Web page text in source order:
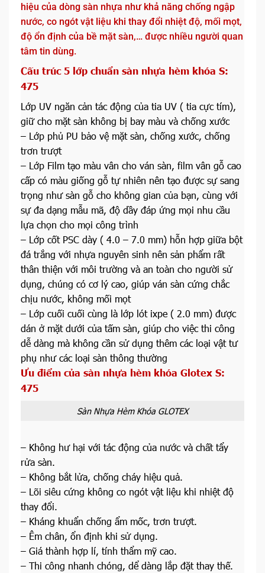
hiệu của dòng sàn nhựa như khả năng chống ngập
nước, co ngót vật liệu khi thay đổi nhiệt độ, mối mọt,
độ ổn định của bề mặt sàn,… được nhiều người quan
tâm tin dùng.
Cấu trúc 5 lớp chuẩn sàn nhựa hèm khóa S:
475
Lớp UV ngăn cản tác động của tia UV ( tia cực tím),
giữ cho mặt sàn không bị bay màu và chống xước
– Lớp phủ PU bảo vệ mặt sàn, chống xước, chống
trơn trượt
– Lớp Film tạo màu vân cho ván sàn, film vân gỗ cao
cấp có màu giống gỗ tự nhiên nên tạo được sự sang
trọng như sàn gỗ cho không gian của bạn, cùng với
sự đa dạng mẫu mã, độ dầy đáp ứng mọi nhu cầu
lựa chọn cho mọi công trình
– Lớp cốt PSC dày ( 4.0 – 7.0 mm) hỗn hợp giữa bột
đá trắng với nhựa nguyên sinh nên sản phẩm rất
thân thiện với môi trường và an toàn cho người sử
dụng, chúng có cơ lý cao, giúp ván sàn cứng chắc
chịu nước, không mối mọt
– Lớp cuối cuối cùng là lớp lót ixpe ( 2.0 mm) được
dán ở mặt dưới của tấm sàn, giúp cho việc thi công
dễ dàng mà không cần sử dụng thêm các loại vật tư
phụ như các loại sàn thông thường
Ưu điểm của sàn nhựa hèm khóa Glotex S:
475
Sàn Nhựa Hèm Khóa GLOTEX
– Không hư hại với tác động của nước và chất tẩy
rửa sàn.
– Không bắt lửa, chống cháy hiệu quả.
– Lõi siêu cứng không co ngót vật liệu khi nhiệt độ
thay đổi.
– Kháng khuẩn chống ẩm mốc, trơn trượt.
– Êm chân, ổn định khi sử dụng.
– Giá thành hợp lí, tính thẩm mỹ cao.
– Thi công nhanh chóng, dể dàng lắp đặt thay thế.